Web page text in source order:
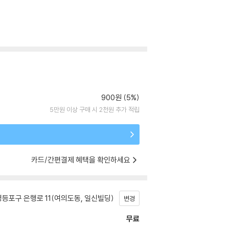
900원 (5%)
5만원 이상 구매 시 2천원 추가 적립
카드/간편결제 혜택을 확인하세요
포구 은행로 11(여의도동, 일신빌딩) 변경
무료